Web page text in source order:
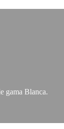
gama Blanca.